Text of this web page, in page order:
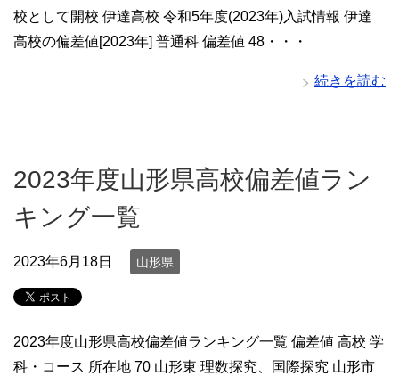
校として開校 伊達高校 令和5年度(2023年)入試情報 伊達
高校の偏差値[2023年] 普通科 偏差値 48・・・
続きを読む
2023年度山形県高校偏差値ラン
キング一覧
2023年6月18日 山形県
2023年度山形県高校偏差値ランキング一覧 偏差値 高校 学
科・コース 所在地 70 山形東 理数探究、国際探究 山形市